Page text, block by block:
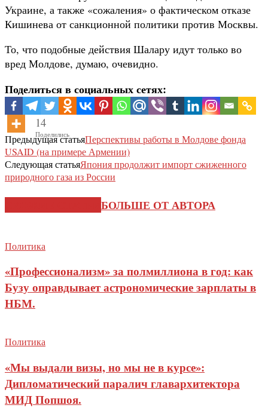
Украине, а также «сожаления» о фактическом отказе
Кишинева от санкционной политики против Москвы.
То, что подобные действия Шалару идут только во
вред Молдове, думаю, очевидно.
Поделиться в социальных сетях:
14
Поделились
Предыдущая статьяПерспективы работы в Молдове фонда
USAID (на примере Армении)
Следующая статьяЯпония продолжит импорт сжиженного
природного газа из России
БОЛЬШЕ ОТ АВТОРА
Политика
«Профессионализм» за полмиллиона в год: как
Бузу оправдывает астрономические зарплаты в
НБМ.
Политика
«Мы выдали визы, но мы не в курсе»:
Дипломатический паралич главархитектора
МИД Попшоя.